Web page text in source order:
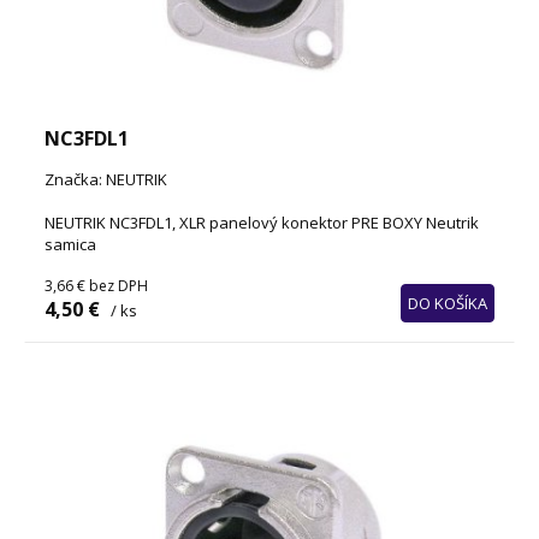
NC3FDL1
Značka: NEUTRIK
NEUTRIK NC3FDL1, XLR panelový konektor PRE BOXY Neutrik
samica
3,66 € bez DPH
4,50 € / ks DO KOŠÍKA